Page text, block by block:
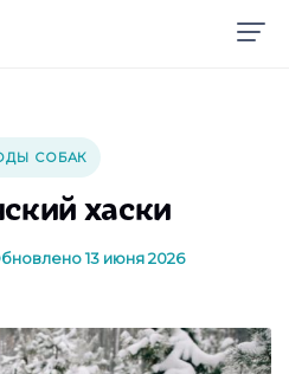
СОБАК
хаски
13 июня 2026